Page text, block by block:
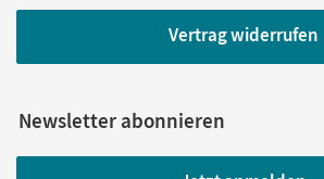
Vertrag widerrufen
Newsletter abonnieren